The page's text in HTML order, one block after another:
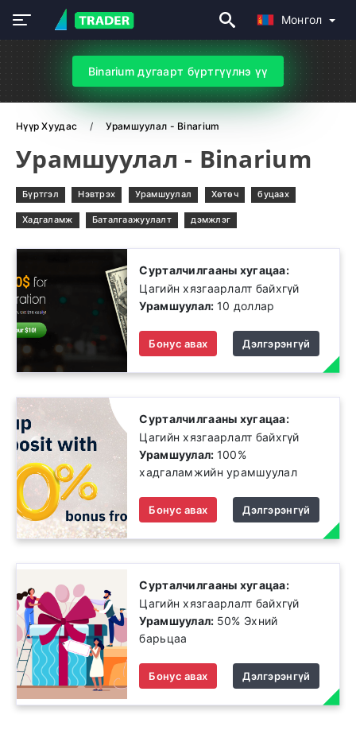
Монгол
Binarium дугаарт бүртгүүлнэ үү
Нүүр Хуудас Урамшуулал - Binarium
Урамшуулал - Binarium
Бүртгэл Нэвтрэх Урамшуулал Хөтөч буцаах
Хадгаламж Баталгаажуулалт дэмжлэг
Сурталчилгааны хугацаа:
Цагийн хязгаарлалт байхгүй
Урамшуулал: 10 доллар
Бонус авах Дэлгэрэнгүй
Сурталчилгааны хугацаа:
Цагийн хязгаарлалт байхгүй
Урамшуулал: 100%
хадгаламжийн урамшуулал
Бонус авах Дэлгэрэнгүй
Сурталчилгааны хугацаа:
Цагийн хязгаарлалт байхгүй
Урамшуулал: 50% Эхний
барьцаа
Бонус авах Дэлгэрэнгүй